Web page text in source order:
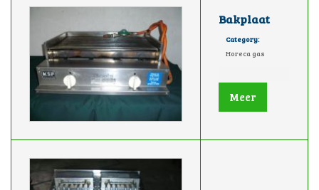
Bakplaat
Category:
Horeca gas
Meer